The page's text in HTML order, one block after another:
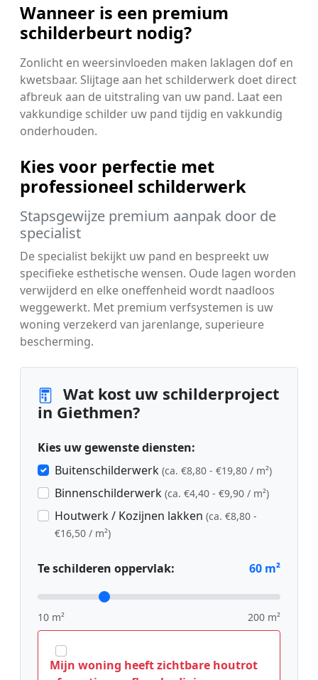
Wanneer is een premium
schilderbeurt nodig?
Zonlicht en weersinvloeden maken laklagen dof en
kwetsbaar. Slijtage aan het schilderwerk doet direct
afbreuk aan de uitstraling van uw pand. Laat een
vakkundige schilder uw pand tijdig en vakkundig
onderhouden.
Kies voor perfectie met
professioneel schilderwerk
Stapsgewijze premium aanpak door de
specialist
De specialist bekijkt uw pand en bespreekt uw
specifieke esthetische wensen. Oude lagen worden
verwijderd en elke oneffenheid wordt naadloos
weggewerkt. Met premium verfsystemen is uw
woning verzekerd van jarenlange, superieure
bescherming.
Wat kost uw schilderproject
in Giethmen?
Kies uw gewenste diensten:
Buitenschilderwerk (ca. €8,80 - €19,80 / m²)
Binnenschilderwerk (ca. €4,40 - €9,90 / m²)
Houtwerk / Kozijnen lakken (ca. €8,80 -
€16,50 / m²)
Te schilderen oppervlak: 60 m²
10 m² 200 m²
Mijn woning heeft zichtbare houtrot